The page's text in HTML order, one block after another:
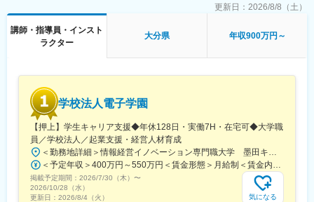
変更の範囲：会社の定める業務
・新しい研修テーマの企画
（4） 社内システム改善・技術検証
・研修の品質向上に向けた改善提案
■入社後のステップ
▼1～3ヶ月
・AWS認定インストラクター取得に向けたトレーニング
・既存コースの理解、模擬講義・フィードバック
・講師デビューへ向けた準備を実施
▼6ヶ月
・複数コースの講師を担当
・法人研修のカスタマイズ企画に参加
・教材改善への参画
更新日： 2026/8/8（土）
講師・指導員・インスト
ラクター
大分県 年収900万円～
学校法人電子学園
【押上】学生キャリア支援◆年休128日・実働7H・在宅可◆大学職
員／学校法人／起業支援・経営人材育成
掲載予定期間： 2026/7/30（木） 〜
2026/10/28（水）
更新日： 2026/8/4（火） 気になる